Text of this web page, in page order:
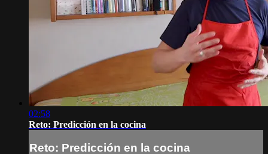
02:58
Reto: Predicción en la cocina
Reto: Predicción en la cocina